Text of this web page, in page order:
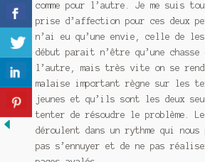
comme pour l’autre. Je me suis
prise d’affection pour ces deux
n’ai eu qu’une envie, celle de
début parait n’être qu’une chasse
l’autre, mais très vite on se rend
malaise important règne sur les
jeunes et qu’ils sont les deux
tenter de résoudre le problème.
déroulent dans un rythme qui nous
pas s’ennuyer et de ne pas